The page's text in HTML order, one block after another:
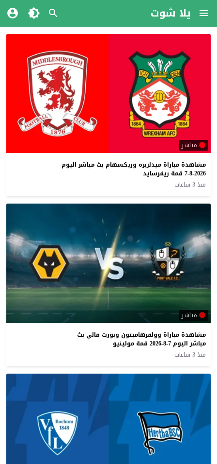
يلا شوت
مباشر
مشاهدة مباراة ميدلزبره وريكسهام بث مباشر اليوم
7-8-2026 قمة ريفرسايد
منذ 3 ساعات
مباشر
مشاهدة مباراة وولفرهامبتون وبورت فالي بث
مباشر اليوم 7-8-2026 قمة مولينيو
منذ 3 ساعات